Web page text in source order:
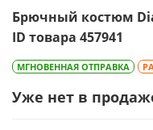
Брючный костюм
ID товара 457941
МГНОВЕННАЯ ОТПРАВКА
Уже нет в